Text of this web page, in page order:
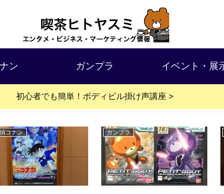
ン ガンプラ イベント・展
初心者でも簡単！ボディビル掛け声講座 >
コナン ガンプラ